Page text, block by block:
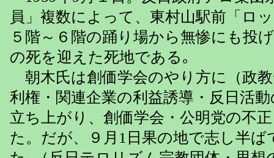
員」複数によって、東村山駅前「ロ
５階～６階の踊り場から無惨にも投
の死を迎えた死地である｡
朝木氏は創価学会のやり方に（政
利権・関連企業の利益誘導・反日活
立ち上がり、創価学会・公明党の不
た。だが、９月1日果の地で志し半ば